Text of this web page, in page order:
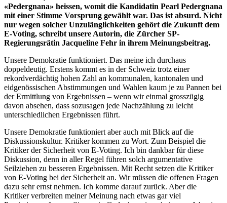
«Pedergnana» heissen, womit die Kandidatin Pearl Pedergnana
mit einer Stimme Vorsprung gewählt war. Das ist absurd. Nicht
nur wegen solcher Unzulänglichkeiten gehört die Zukunft dem
E-Voting, schreibt unsere Autorin, die Zürcher SP-
Regierungsrätin Jacqueline Fehr in ihrem Meinungsbeitrag.
Unsere Demokratie funktioniert. Das meine ich durchaus
doppeldeutig. Erstens kommt es in der Schweiz trotz einer
rekordverdächtig hohen Zahl an kommunalen, kantonalen und
eidgenössischen Abstimmungen und Wahlen kaum je zu Pannen bei
der Ermittlung von Ergebnissen – wenn wir einmal grosszügig
davon absehen, dass sozusagen jede Nachzählung zu leicht
unterschiedlichen Ergebnissen führt.
Unsere Demokratie funktioniert aber auch mit Blick auf die
Diskussionskultur. Kritiker kommen zu Wort. Zum Beispiel die
Kritiker der Sicherheit von E-Voting. Ich bin dankbar für diese
Diskussion, denn in aller Regel führen solch argumentative
Seilziehen zu besseren Ergebnissen. Mit Recht setzen die Kritiker
von E-Voting bei der Sicherheit an. Wir müssen die offenen Fragen
dazu sehr ernst nehmen. Ich komme darauf zurück. Aber die
Kritiker verbreiten meiner Meinung nach etwas gar viel